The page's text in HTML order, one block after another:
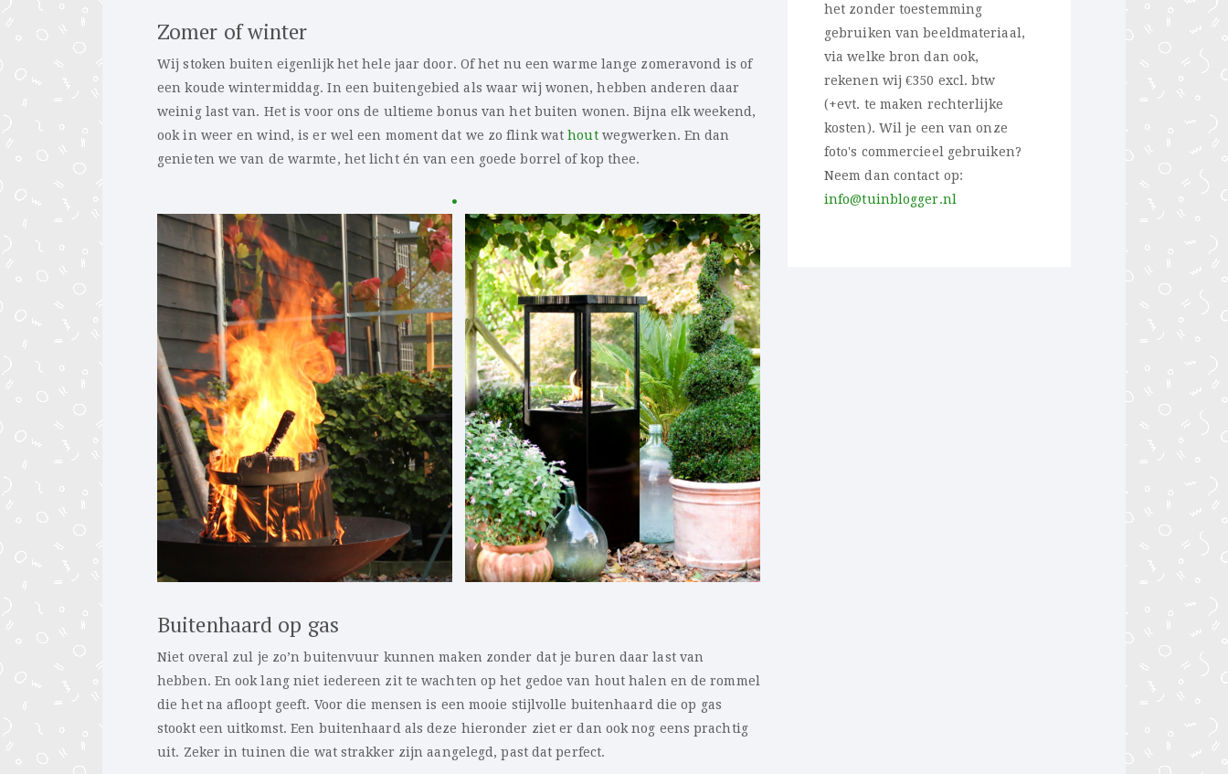
Zomer of winter
Wij stoken buiten eigenlijk het hele jaar door. Of het nu een warme lange zomeravond is of
een koude wintermiddag. In een buitengebied als waar wij wonen, hebben anderen daar
weinig last van. Het is voor ons de ultieme bonus van het buiten wonen. Bijna elk weekend,
ook in weer en wind, is er wel een moment dat we zo flink wathoutwegwerken. En dan
genieten we van de warmte, het licht én van een goede borrel of kop thee.
Buitenhaard op gas
Niet overal zul je zo’n buitenvuur kunnen maken zonder dat je buren daar last van
hebben. En ook lang niet iedereen zit te wachten op het gedoe van hout halen en de rommel
die het na afloopt geeft. Voor die mensen is een mooie stijlvolle buitenhaard die op gas
stookt een uitkomst. Een buitenhaard als deze hieronder ziet er dan ook nog eens prachtig
uit. Zeker in tuinen die wat strakker zijn aangelegd, past dat perfect.
het zonder toestemming
gebruiken van beeldmateriaal,
via welke bron dan ook,
rekenen wij €350 excl. btw
(+evt. te maken rechterlijke
kosten). Wil je een van onze
foto's commercieel gebruiken?
Neem dan contact op:
info@tuinblogger.nl